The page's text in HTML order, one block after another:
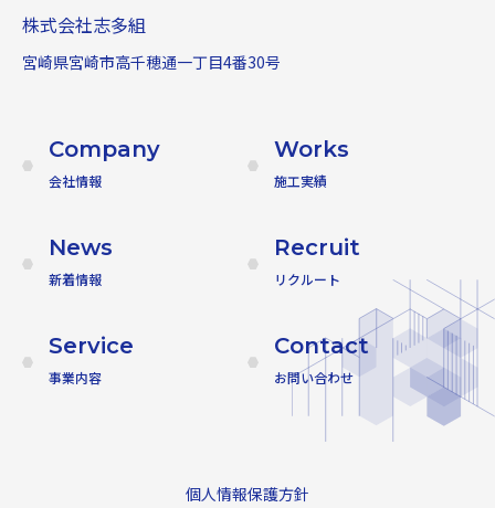
株式会社志多組
宮崎県宮崎市高千穂通一丁目4番30号
Company
会社情報
Works
施工実績
News
新着情報
Recruit
リクルート
Service
事業内容
Contact
お問い合わせ
個人情報保護方針